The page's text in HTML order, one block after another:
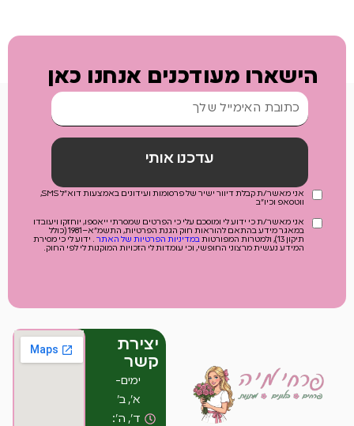
הישארו מעודכנים אנחנו כאן
עדכנו אותי
אני מאשר/ת קבלת דיוור ישיר של פרסומות ועידונים באמצעות דוא"ל SMS,
ווטסאפ וכיו"ב
אני מאשר/ת כי ידוע לי ומוסכם עלי כי הפרטים שמסרתי ייאספו, יוחזקו ויעובדו
במאגר מידע בהתאם להוראות חוק הגנת הפרטיות, התשמ"א–1981 (כולל
תיקון 13), ולמטרות המפורטות
במדיניות הפרטיות של האתר . ידוע לי כי מסירת
המידע נעשית מרצוני החופשי, וכי עומדות לי הזכויות המוקנות לי לפי החוק.
יצירת
קשר
ימים-
א’, ב’
ד’, ה’: